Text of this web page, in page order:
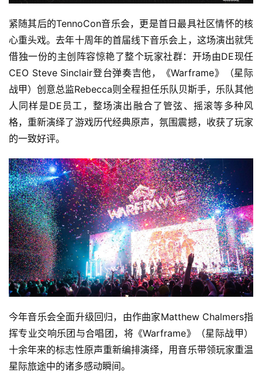
紧随其后的TennoCon音乐会，更是首日最具社区情怀的核
心重头戏。去年十周年的首届线下音乐会上，这场演出就凭
借独一份的主创阵容惊艳了整个玩家社群：开场由DE现任
CEO Steve Sinclair登台弹奏吉他，《Warframe》（星际
战甲）创意总监Rebecca则全程担任乐队贝斯手，乐队其他
人同样是DE员工，整场演出融合了管弦、摇滚等多种风
格，重新演绎了游戏历代经典原声，氛围震撼，收获了玩家
的一致好评。
今年音乐会全面升级回归，由作曲家Matthew Chalmers指
挥专业交响乐团与合唱团，将《Warframe》（星际战甲）
十余年来的标志性原声重新编排演绎，用音乐带领玩家重温
星际旅途中的诸多感动瞬间。